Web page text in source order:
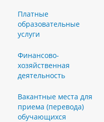
Платные
образовательные
услуги
Финансово-
хозяйственная
деятельность
Вакантные места для
приема (перевода)
обучающихся